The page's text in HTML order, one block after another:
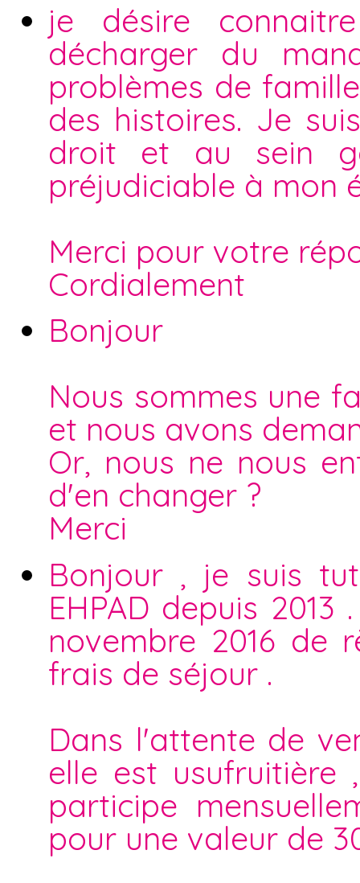
je désire
décharger du
problèmes de
des histoires. Je
droit et au sein
préjudiciable à mon
Merci pour votre
Cordialement
Bonjour
Nous sommes une
et nous avons
Or, nous ne nous
d'en changer ?
Merci
Bonjour , je suis
EHPAD depuis
novembre 2016 de
frais de séjour .
Dans l'attente de
elle est usufruitière
participe
pour une valeur de